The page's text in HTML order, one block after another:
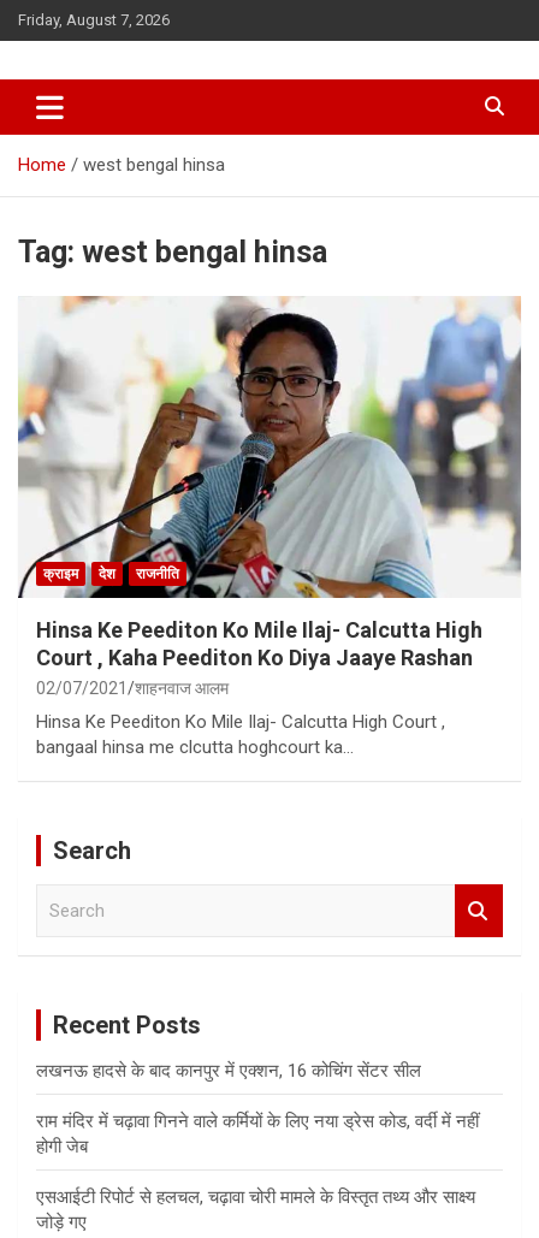
Skip
to
Friday, August 7, 2026
Home west bengal hinsa
Tag: west bengal hinsa
क्राइम देश राजनीति
Hinsa Ke Peediton Ko Mile Ilaj- Calcutta High
Court , Kaha Peediton Ko Diya Jaaye Rashan
02/07/2021 शाहनवाज आलम
Hinsa Ke Peediton Ko Mile Ilaj- Calcutta High Court ,
bangaal hinsa me clcutta hoghcourt ka…
Search
Recent Posts
लखनऊ हादसे के बाद कानपुर में एक्शन, 16 कोचिंग सेंटर सील
राम मंदिर में चढ़ावा गिनने वाले कर्मियों के लिए नया ड्रेस कोड, वर्दी में नहीं
होगी जेब
एसआईटी रिपोर्ट से हलचल, चढ़ावा चोरी मामले के विस्तृत तथ्य और साक्ष्य
जोड़े गए